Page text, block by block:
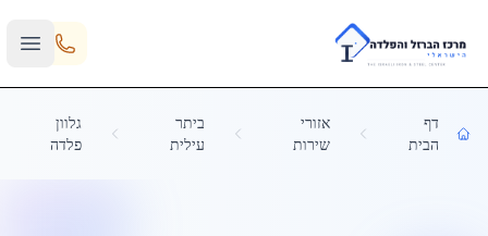
Skip to main content
דף
הבית
אזורי
שירות
ביתר
עילית
גלוון
פלדה